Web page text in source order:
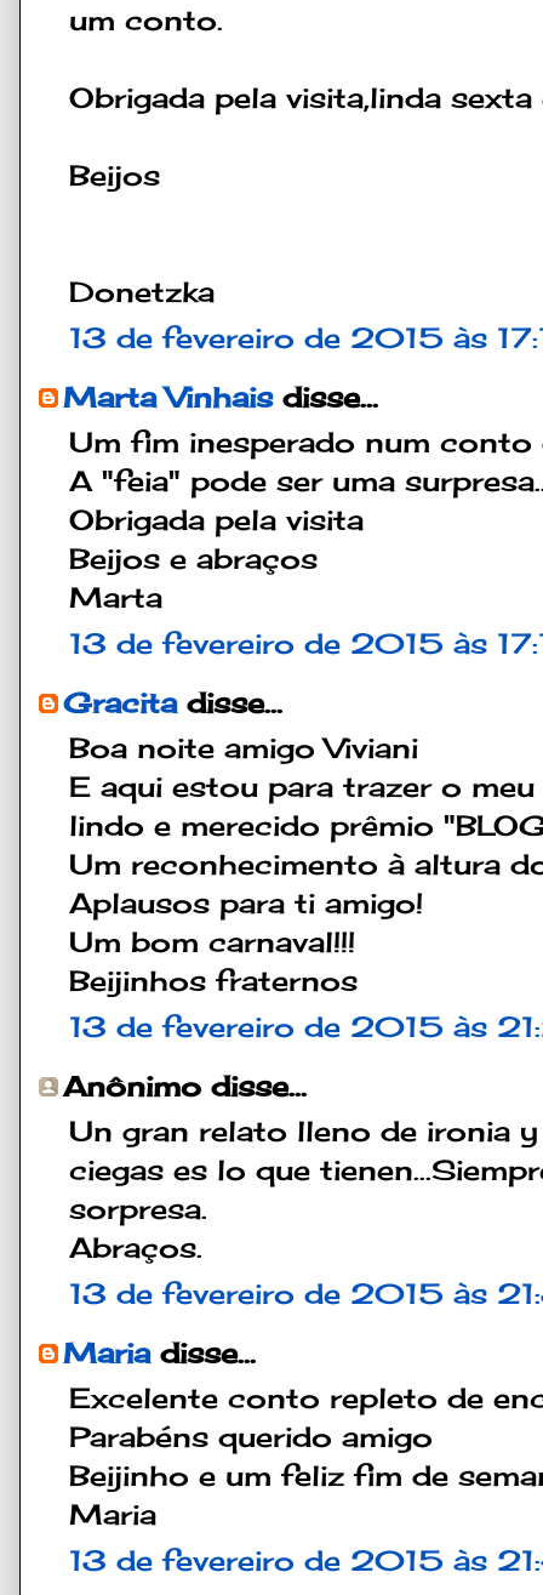
um conto.
Obrigada pela visita,linda
Beijos
Donetzka
13 de fevereiro de 2015 às
Marta Vinhaisdisse...
Um fim inesperado num conto
A "feia" pode ser uma
Obrigada pela visita
Beijos e abraços
Marta
13 de fevereiro de 2015 às
Gracitadisse...
Boa noite amigo Viviani
E aqui estou para trazer o
lindo e merecido prêmio
Um reconhecimento à altura
Aplausos para ti amigo!
Um bom carnaval!!!
Beijinhos fraternos
13 de fevereiro de 2015 às
Anônimo disse...
Un gran relato lleno de ironia
ciegas es lo que
sorpresa.
Abraços.
13 de fevereiro de 2015 às
Mariadisse...
Excelente conto repleto de
Parabéns querido amigo
Beijinho e um feliz fim de
Maria
13 de fevereiro de 2015 às